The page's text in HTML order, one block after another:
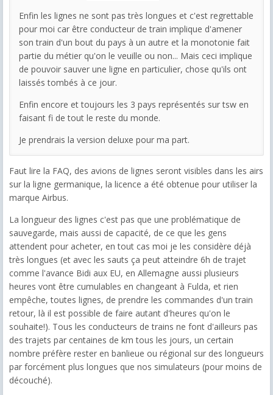
Enfin les lignes ne sont pas très longues et c'est regrettable
pour moi car être conducteur de train implique d'amener
son train d'un bout du pays à un autre et la monotonie fait
partie du métier qu'on le veuille ou non... Mais ceci implique
de pouvoir sauver une ligne en particulier, chose qu'ils ont
laissés tombés à ce jour.
Enfin encore et toujours les 3 pays représentés sur tsw en
faisant fi de tout le reste du monde.
Je prendrais la version deluxe pour ma part.
Faut lire la FAQ, des avions de lignes seront visibles dans les airs
sur la ligne germanique, la licence a été obtenue pour utiliser la
marque Airbus.
La longueur des lignes c'est pas que une problématique de
sauvegarde, mais aussi de capacité, de ce que les gens
attendent pour acheter, en tout cas moi je les considère déjà
très longues (et avec les sauts ça peut atteindre 6h de trajet
comme l'avance Bidi aux EU, en Allemagne aussi plusieurs
heures vont être cumulables en changeant à Fulda, et rien
empêche, toutes lignes, de prendre les commandes d'un train
retour, là il est possible de faire autant d'heures qu'on le
souhaite!). Tous les conducteurs de trains ne font d'ailleurs pas
des trajets par centaines de km tous les jours, un certain
nombre préfère rester en banlieue ou régional sur des longueurs
par forcément plus longues que nos simulateurs (pour moins de
découché).